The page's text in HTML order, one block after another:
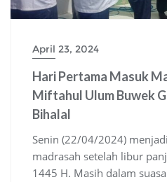
April 23, 2024
Hari Pertama Masuk
Miftahul Ulum Buwek
Bihalal
Senin (22/04/2024)
madrasah setelah libur
1445 H. Masih dalam